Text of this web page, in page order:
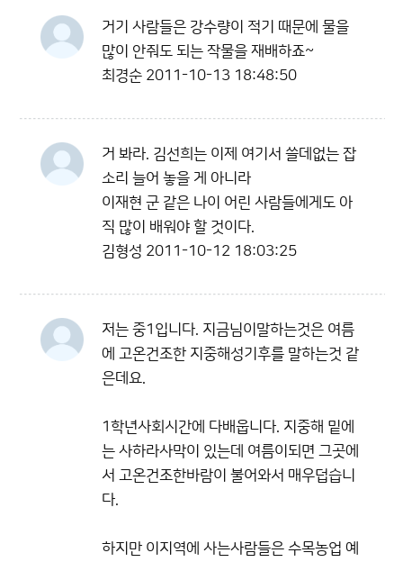
거기 사람들은 강수량이 적기 때문에 물을
많이 안줘도 되는 작물을 재배하죠~
최경순 2011-10-13 18:48:50
거 봐라. 김선희는 이제 여기서 쓸데없는 잡
소리 늘어 놓을 게 아니라
이재현 군 같은 나이 어린 사람들에게도 아
직 많이 배워야 할 것이다.
김형성 2011-10-12 18:03:25
저는 중1입니다. 지금님이말하는것은 여름
에 고온건조한 지중해성기후를 말하는것 같
은데요.
1학년사회시간에 다배웁니다. 지중해 밑에
는 사하라사막이 있는데 여름이되면 그곳에
서 고온건조한바람이 불어와서 매우덥습니
다.
하지만 이지역에 사는사람들은 수목농업 예